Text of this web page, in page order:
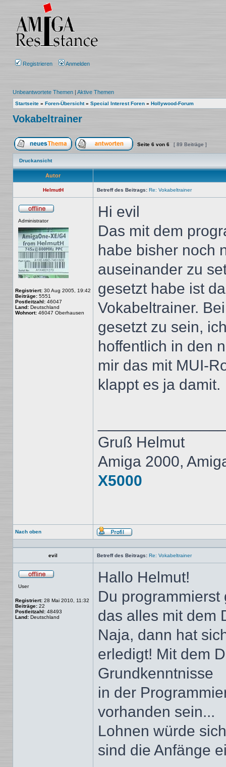
Registrieren Anmelden
Unbeantwortete Themen | Aktive Themen
Startseite » Foren-Übersicht» Special Interest Foren » Hollywood-Forum
Vokabeltrainer
Ein neues Thema erstellenAuf das Thema antworten
Seite 6 von 6 [ 89 Beiträge ]
Druckansicht
Autor
HelmutH Betreff des Beitrags: Re: Vokabeltrainer
Administrator
Registriert: 30 Aug 2005, 19:42
Beiträge: 5551
Postleitzahl: 46047
Land: Deutschland
Wohnort: 46047 Oberhausen
Hi evil
Das mit dem
habe bisher noch
auseinander zu
gesetzt habe ist
Vokabeltrainer.
gesetzt zu sein,
hoffentlich in den
mir das mit MUI-
klappt es ja damit.
Gruß Helmut
Amiga 2000,
X5000
Nach oben
Profil
evil Betreff des Beitrags: Re: Vokabeltrainer
User
Registriert: 28 Mai 2010, 11:32
Beiträge: 22
Postleitzahl: 48493
Land: Deutschland
Hallo Helmut!
Du
das alles mit dem
Naja, dann hat
erledigt! Mit dem
Grundkenntnisse
in der
vorhanden sein...
Lohnen würde
sind die Anfänge